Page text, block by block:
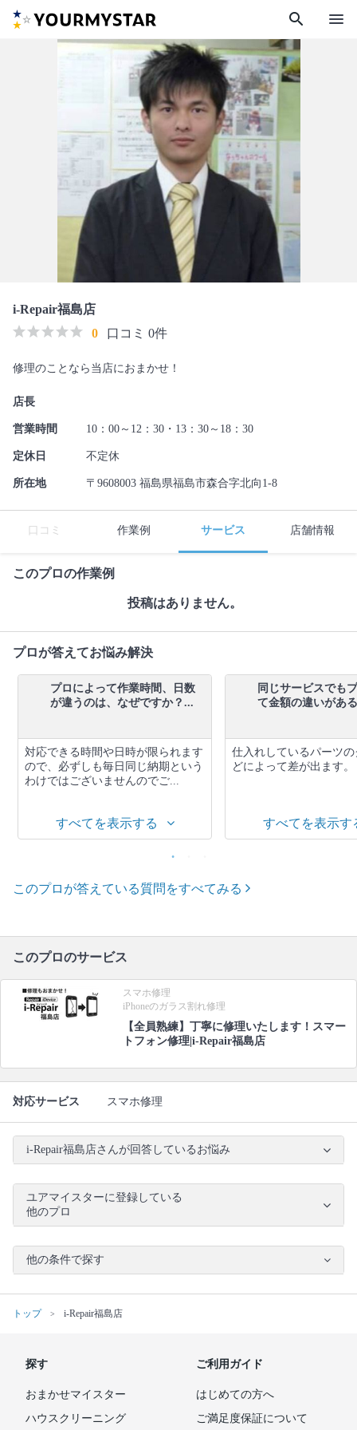
search menu
i-Repair福島店
0
口コミ 0件
修理のことなら当店におまかせ！
店長
営業時間 10：00～12：30・13：30～18：30
定休日 不定休
所在地 〒9608003 福島県福島市森合字北向1-8
口コミ 作業例 サービス 店舗情報
このプロの作業例
投稿はありません。
プロが答えてお悩み解決
プロによって作業時間、日数
が違うのは、なぜですか？...
対応できる時間や日時が限られます
ので、必ずしも毎日同じ納期という
わけではございませんのでご...
すべてを表示する
同じサービスでも
て金額の違いがあ
仕入れしているパーツ
どによって差が出ます。
すべてを表示す
このプロが答えている質問をすべてみる
このプロのサービス
スマホ修理
iPhoneのガラス割れ修理
【全員熟練】丁寧に修理いたします！スマー
トフォン修理|i-Repair福島店
対応サービス スマホ修理
i-Repair福島店さんが回答しているお悩み
ユアマイスターに登録している
他のプロ
他の条件で探す
トップ i-Repair福島店
探す
おまかせマイスター
ハウスクリーニング
ご利用ガイド
はじめての方へ
ご満足度保証について